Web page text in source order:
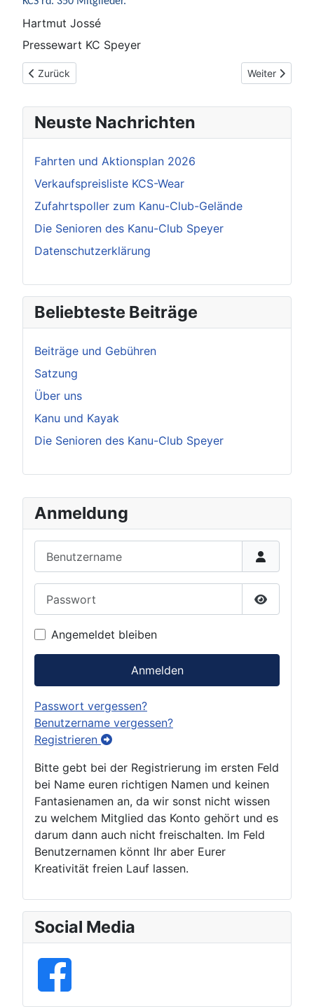
Anmeldung
Passwort
Angemeldet bleiben
Anmelden
Passwort vergessen?
Benutzername vergessen?
Registrieren
Bitte gebt bei der Registrierung im ersten Feld
bei Name euren richtigen Namen und keinen
Fantasienamen an, da wir sonst nicht wissen
zu welchem Mitglied das Konto gehört und es
darum dann auch nicht freischalten. Im Feld
Benutzernamen könnt Ihr aber Eurer
Kreativität freien Lauf lassen.
Social Media
Hartmut Jossé
Pressewart KC Speyer
Vorheriger Beitrag: Ehrungen 2017
Zurück Nächster
Weiter
Neuste Nachrichten
Fahrten und Aktionsplan 2026
Verkaufspreisliste KCS-Wear
Zufahrtspoller zum Kanu-Club-Gelände
Die Senioren des Kanu-Club Speyer
Datenschutzerklärung
Beliebteste Beiträge
Beiträge und Gebühren
Satzung
Über uns
Kanu und Kayak
Die Senioren des Kanu-Club Speyer